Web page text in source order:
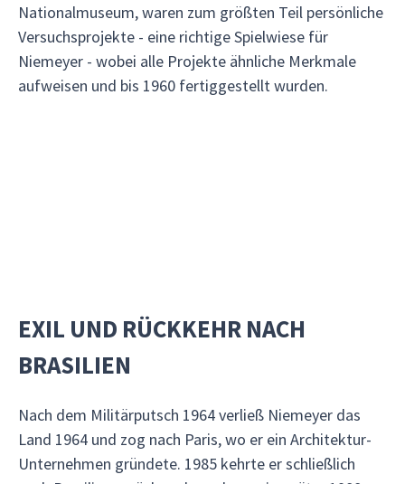
Nationalmuseum, waren zum größten Teil persönliche
Versuchsprojekte - eine richtige Spielwiese für
Niemeyer - wobei alle Projekte ähnliche Merkmale
aufweisen und bis 1960 fertiggestellt wurden.
EXIL UND RÜCKKEHR NACH
BRASILIEN
Nach dem Militärputsch 1964 verließ Niemeyer das
Land 1964 und zog nach Paris, wo er ein Architektur-
Unternehmen gründete. 1985 kehrte er schließlich